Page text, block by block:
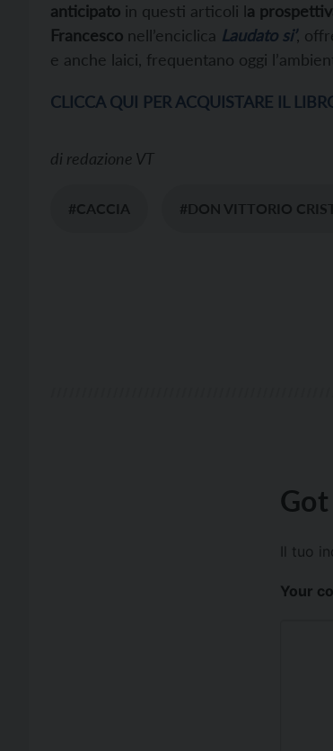
anticipato in questi articoli la
Francesco nell’enciclica Laudato si’,
e anche laici, frequentano oggi
CLICCA QUI PER ACQUISTARE IL
di redazione VT
#CACCIA #DON VITTORIO
Il tuo
Your